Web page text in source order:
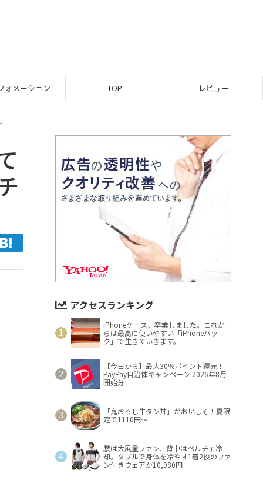
ォメーション TOP レビュー
アクセスランキング
iPhoneケース、卒業しました。これか
らは最高に使いやすい「iPhoneバッ
ク」で生きていきます。
【今日から】最大30％ポイント還元！
PayPay自治体キャンペーン 2026年8月
開始分
「鬼おろし牛タン丼」がおいしそ！夏限
定で1110円～
腰は大風量ファン、背中はペルチェ冷
却。ダブルで身体を冷やす1着2役のファ
ン付きウェアが10,980円